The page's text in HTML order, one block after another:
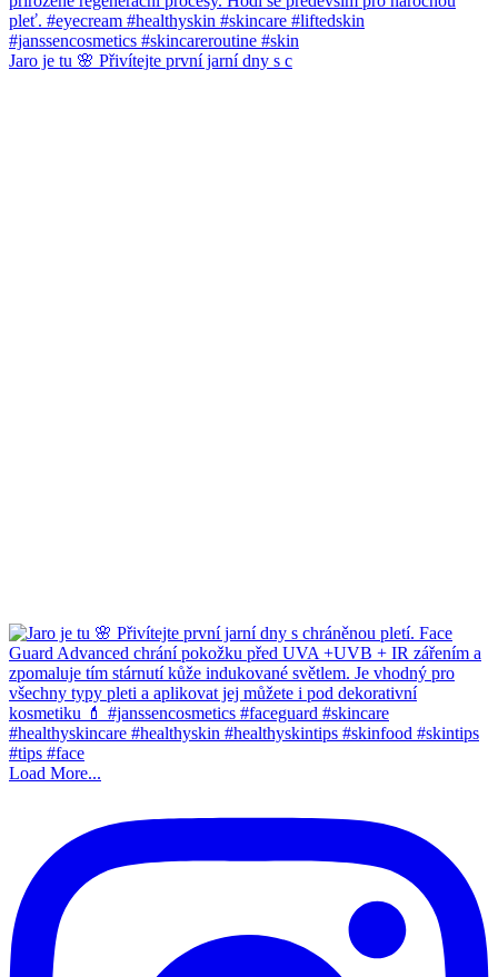
Jaro je tu 🌸 Přivítejte první jarní dny s c
Load More...